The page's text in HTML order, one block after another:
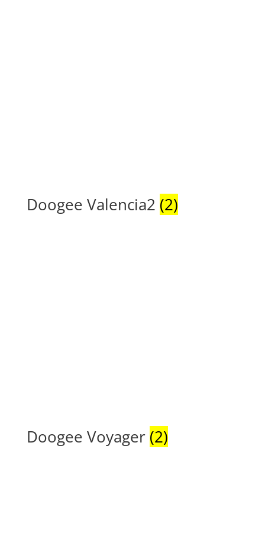
Doogee Valencia2 (2)
Doogee Voyager (2)